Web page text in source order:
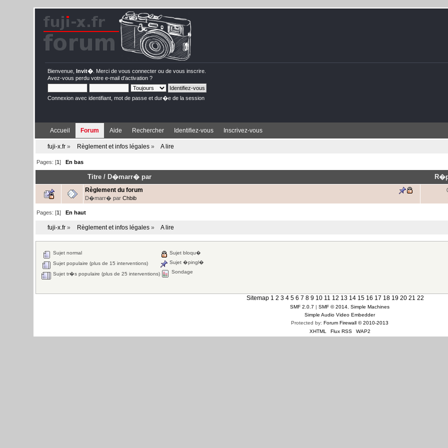
Bienvenue,Invit� . Merci devous connecter ou devous inscrire
Avez-vous perdu votree-mail d'activation ?
Connexion avec identifiant, mot de passe et dur�e de la session
Accueil Forum Aide Rechercher Identifiez-vous Inscrivez-vous
fuji-x.fr » Règlement et infos légales» A lire
Pages: [1] En bas
Titre / D�marr� par
Règlement du forum
D�marr� parChbib
Pages: [1] En haut
fuji-x.fr » Règlement et infos légales» A lire
Sujet normal
Sujet populaire (plus de 15 interventions)
Sujet tr�s populaire (plus de 25 interventions)
Sujet bloqu�
Sujet �pingl�
Sondage
Sitemap 1 2 3 4 5 6 7 8 9 10 11 12 13 14 15 16 17 18 19 20 21 22
SMF 2.0.7 | SMF © 2014 Simple Machines
Simple Audio Video Embedder
Protected by: Forum Firewall © 2010-2013
XHTML
Flux RSS WAP2